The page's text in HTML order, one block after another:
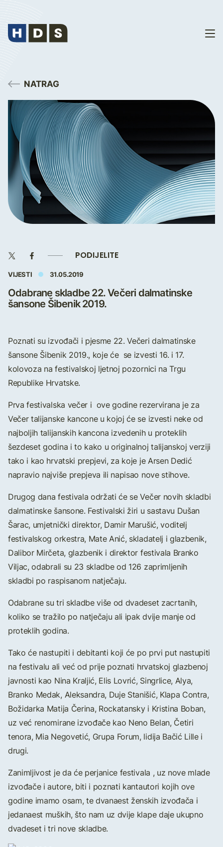
NATRAG
PODIJELITE
VIJESTI 31.05.2019
Odabrane skladbe 22. Večeri dalmatinske
šansone Šibenik 2019.
Poznati su izvođači i pjesme 22. Večeri dalmatinske
šansone Šibenik 2019., koje će se izvesti 16. i 17.
kolovoza na festivalskoj ljetnoj pozornici na Trgu
Republike Hrvatske.
Prva festivalska večer i ove godine rezervirana je za
Večer talijanske kancone u kojoj će se izvesti neke od
najboljih talijanskih kancona izvedenih u proteklih
šezdeset godina i to kako u originalnoj talijanskoj verziji
tako i kao hrvatski prepjevi, za koje je Arsen Dedić
napravio najviše prepjeva ili napisao nove stihove.
Drugog dana festivala održati će se Večer novih skladbi
dalmatinske šansone. Festivalski žiri u sastavu Dušan
Šarac, umjetnički direktor, Damir Marušić, voditelj
festivalskog orkestra, Mate Anić, skladatelj i glazbenik,
Dalibor Mirčeta, glazbenik i direktor festivala Branko
Viljac, odabrali su 23 skladbe od 126 zaprimljenih
skladbi po raspisanom natječaju.
Odabrane su tri skladbe više od dvadeset zacrtanih,
koliko se tražilo po natječaju ali ipak dvije manje od
proteklih godina.
Tako će nastupiti i debitanti koji će po prvi put nastupiti
na festivalu ali već od prije poznati hrvatskoj glazbenoj
javnosti kao Nina Kraljić, Elis Lovrić, Singrlice, Alya,
Branko Medak, Aleksandra, Duje Stanišić, Klapa Contra,
Božidarka Matija Čerina, Rockatansky i Kristina Boban,
uz već renomirane izvođače kao Neno Belan, Četiri
tenora, Mia Negovetić, Grupa Forum, lidija Bačić Lille i
drugi.
Zanimljivost je da će perjanice festivala , uz nove mlade
izvođače i autore, biti i poznati kantautori kojih ove
godine imamo osam, te dvanaest ženskih izvođača i
jedanaest muških, što nam uz dvije klape daje ukupno
dvadeset i tri nove skladbe.